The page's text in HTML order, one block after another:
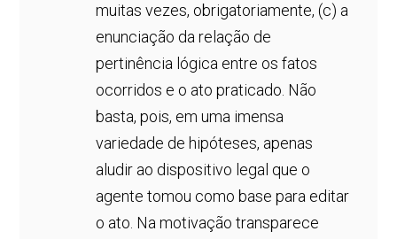
muitas vezes, obrigatoriamente, (c) a
enunciação da relação de
pertinência lógica entre os fatos
ocorridos e o ato praticado. Não
basta, pois, em uma imensa
variedade de hipóteses, apenas
aludir ao dispositivo legal que o
agente tomou como base para editar
o ato. Na motivação transparece